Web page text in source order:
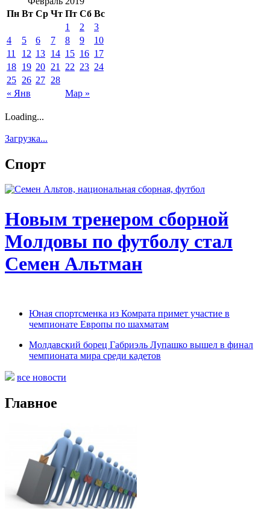
Пн Вт Ср Чт Пт Сб Вс
« Янв Мар »
1 2
3
4
5 6 7 8 9
10
11
12 13 14 15 16 17
18 19 20 21 22 23 24
25 26 27 28
Loading...
Загрузка...
Спорт
Новым тренером сборной
Молдовы по футболу стал
Семен Альтман
Юная спортсменка из Комрата примет участие в
чемпионате Европы по шахматам
Молдавский борец Габриэль Лупашко вышел в финал
чемпионата мира среди кадетов
все новости
Главное